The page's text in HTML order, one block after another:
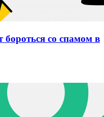
бороться со спамом в